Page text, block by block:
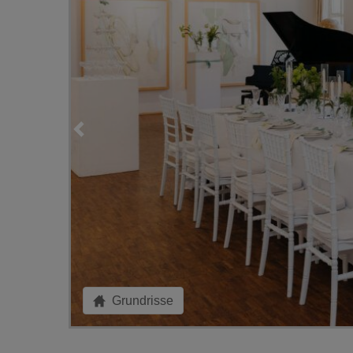
Grundrisse